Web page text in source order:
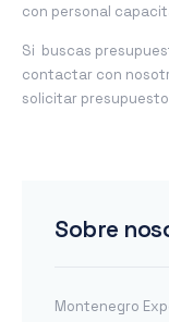
con personal
Si buscas
contactar con
solicitar
Sobre
Montenegro